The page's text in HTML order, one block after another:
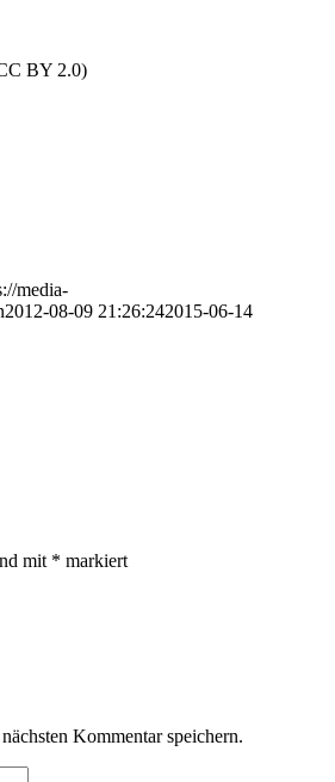
BY 2.0)
media-
2012-08-09 21:26:242015-06-14
mit * markiert
Kommentar speichern.